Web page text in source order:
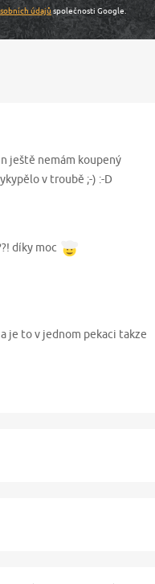
údajůspolečnosti Google.
ještě nemám koupený
v troubě ;-) :-D
díky moc
je to v jednom pekaci takze